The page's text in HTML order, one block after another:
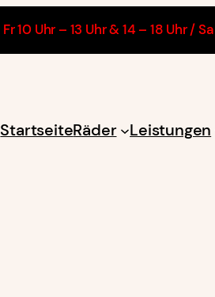
10 Uhr – 13 Uhr & 14 – 18 Uhr /
StartseiteRäder Leistungen